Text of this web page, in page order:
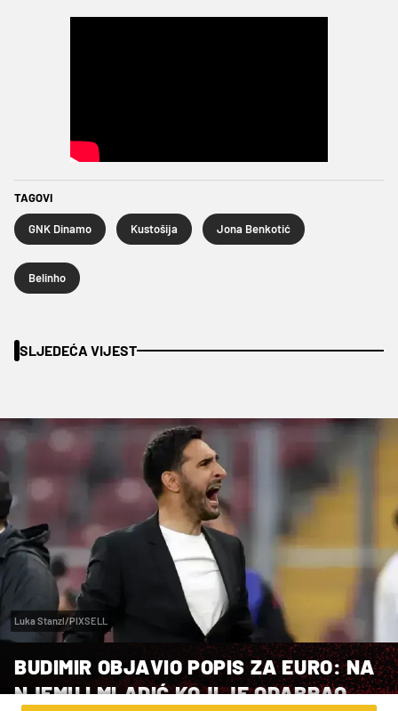
TAGOVI
GNK Dinamo Kustošija Jona Benkotić
Belinho
SLJEDEĆA VIJEST
Luka Stanzl/PIXSELL
BUDIMIR OBJAVIO POPIS ZA EURO: NA
NJEMU I MLADIĆ KOJI JE ODABRAO